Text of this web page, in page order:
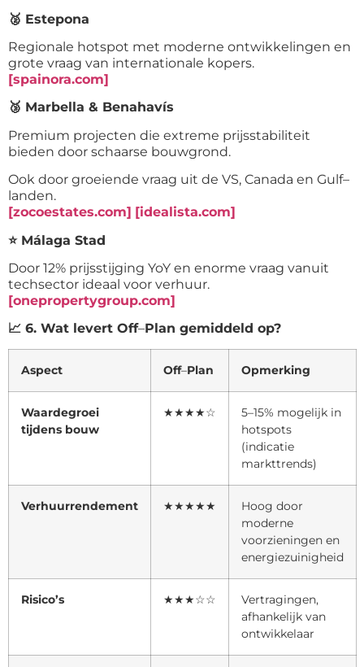
🥈 Estepona
Regionale hotspot met moderne ontwikkelingen en
grote vraag van internationale kopers.
[spainora.com]
🥉 Marbella & Benahavís
Premium projecten die extreme prijsstabiliteit
bieden door schaarse bouwgrond.
Ook door groeiende vraag uit de VS, Canada en Gulf–
landen.
[zocoestates.com] [idealista.com]
⭐Málaga Stad
Door 12% prijsstijging YoY en enorme vraag vanuit
techsector ideaal voor verhuur.
[onepropertygroup.com]
📈 6. Wat levert Off–Plan gemiddeld op?
Aspect Off–Plan Opmerking
Waardegroei
tijdens bouw
★★★★☆
5–15% mogelijk in
hotspots
(indicatie
markttrends)
Verhuurrendement ★★★★★
Hoog door
moderne
voorzieningen en
energiezuinigheid
Risico’s ★★★☆☆
Vertragingen,
afhankelijk van
ontwikkelaar